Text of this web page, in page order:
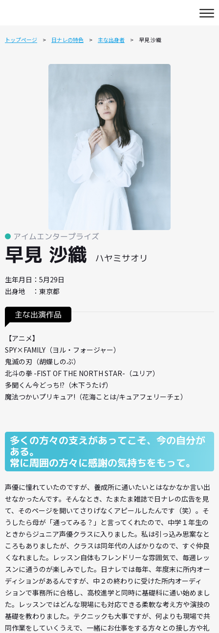
トップページ 日ナレの特色 主な出身者 早見 沙織
アイムエンタープライズ
早見 沙織 ハヤミサオリ
生年月日：5月29日
出身地 ：東京都
主な出演作品
【アニメ】
SPY×FAMILY（ヨル・フォージャー）
鬼滅の刃（胡蝶しのぶ）
北斗の拳 -FIST OF THE NORTH STAR-（ユリア）
多聞くん今どっち!?（木下うたげ）
魔法つかいプリキュア!（花海ことは/キュアフェリーチェ）
多くの方々の支えがあってこそ、今の自分が
ある。
常に周囲の方々に感謝の気持ちをもって。
声優に憧れていたのですが、養成所に通いたいとはなかなか言い出
せなかったんです。そんなとき、たまたま雑誌で日ナレの広告を見
て、そのページを開いてさりげなくアピールしたんです（笑）。そ
うしたら母が「通ってみる？」と言ってくれたので、中学１年生の
ときからジュニア声優クラスに入りました。私は引っ込み思案なと
ころもありましたが、クラスは同年代の人ばかりなので、すぐ仲良
くなれました。レッスン自体もフレンドリーな雰囲気で、毎週レッ
スンに通うのが楽しみでした。日ナレでは毎年、年度末に所内オー
ディションがあるんですが、中２の終わりに受けた所内オーディ
ションで事務所に合格し、高校進学と同時に基礎科に通い始めまし
た。レッスンではどんな現場にも対応できる柔軟な考え方や演技の
基礎を教わりました。テクニックも大事ですが、何よりも現場で共
同作業をしていくうえで、一緒にお仕事をする方々との接し方や礼